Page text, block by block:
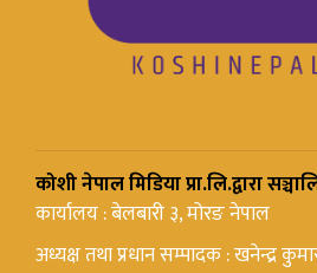
कोशी नेपाल मिडिया प्रा.लि.द्वारा
कार्यालय : बेलबारी ३, मोरङ नेपाल
अध्यक्ष तथा प्रधान सम्पादक : खनेन्द्र